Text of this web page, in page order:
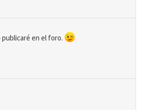
en el foro.